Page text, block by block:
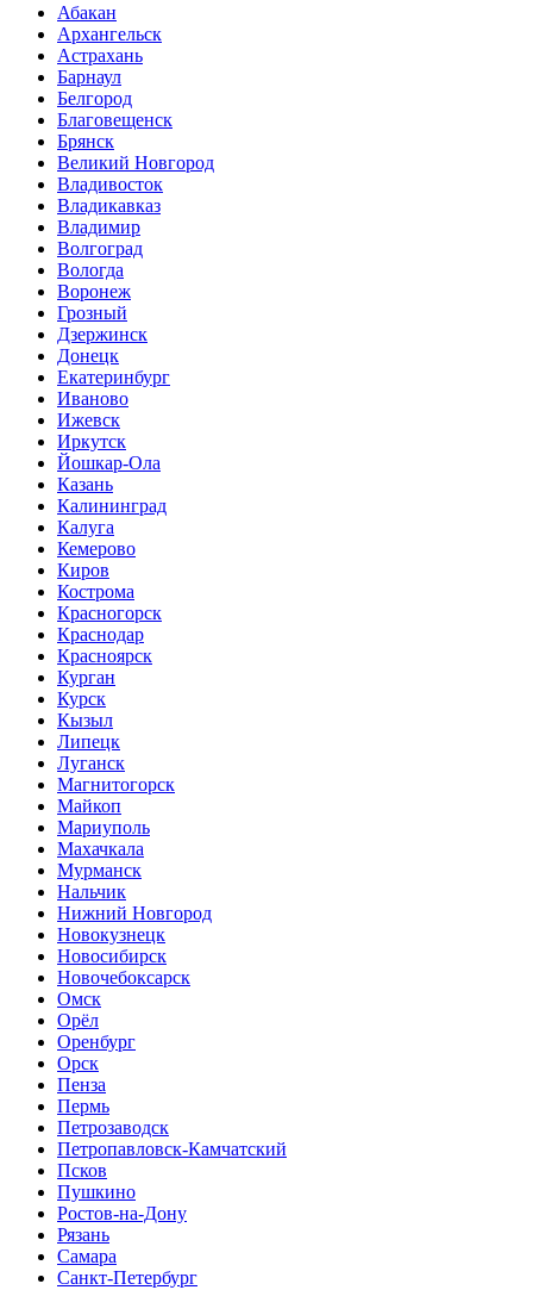
Абакан
Архангельск
Астрахань
Барнаул
Белгород
Благовещенск
Брянск
Великий Новгород
Владивосток
Владикавказ
Владимир
Волгоград
Вологда
Воронеж
Грозный
Дзержинск
Донецк
Екатеринбург
Иваново
Ижевск
Иркутск
Йошкар-Ола
Казань
Калининград
Калуга
Кемерово
Киров
Кострома
Красногорск
Краснодар
Красноярск
Курган
Курск
Кызыл
Липецк
Луганск
Магнитогорск
Майкоп
Мариуполь
Махачкала
Мурманск
Нальчик
Нижний Новгород
Новокузнецк
Новосибирск
Новочебоксарск
Омск
Орёл
Оренбург
Орск
Пенза
Пермь
Петрозаводск
Петропавловск-Камчатский
Псков
Пушкино
Ростов-на-Дону
Рязань
Самара
Санкт-Петербург